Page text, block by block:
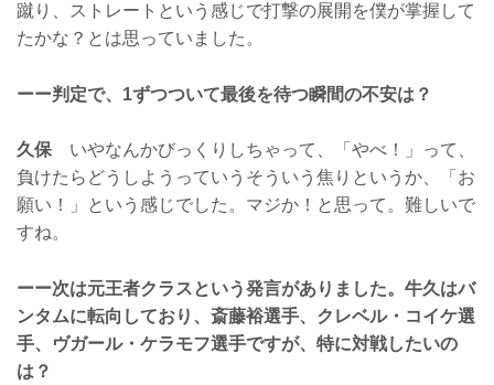
蹴り、ストレートという感じで打撃の展開を僕が掌握して
たかな？とは思っていました。
ーー判定で、1ずつついて最後を待つ瞬間の不安は？
久保 いやなんかびっくりしちゃって、「やべ！」って、
負けたらどうしようっていうそういう焦りというか、「お
願い！」という感じでした。マジか！と思って。難しいで
すね。
ーー次は元王者クラスという発言がありました。牛久はバ
ンタムに転向しており、斎藤裕選手、クレベル・コイケ選
手、ヴガール・ケラモフ選手ですが、特に対戦したいの
は？